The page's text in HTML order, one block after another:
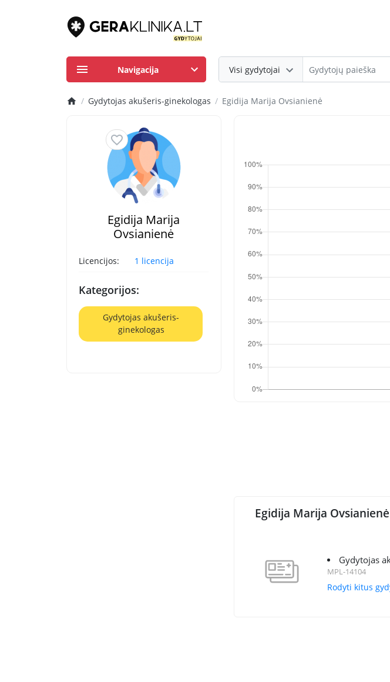
Visi gydytojai
Navigacija
Gydytojas akušeris-ginekologas Egidija Marija Ovsianienė
Egidija Marija
Ovsianienė
Licencijos: 1 licencija
Kategorijos:
Gydytojas akušeris-
ginekologas
Egidija Marija
Gydytojas
MPL-14104
Rodyti kitus